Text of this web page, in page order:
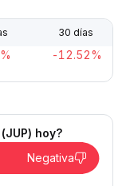
30 días
-12.52%
hoy?
Negativa